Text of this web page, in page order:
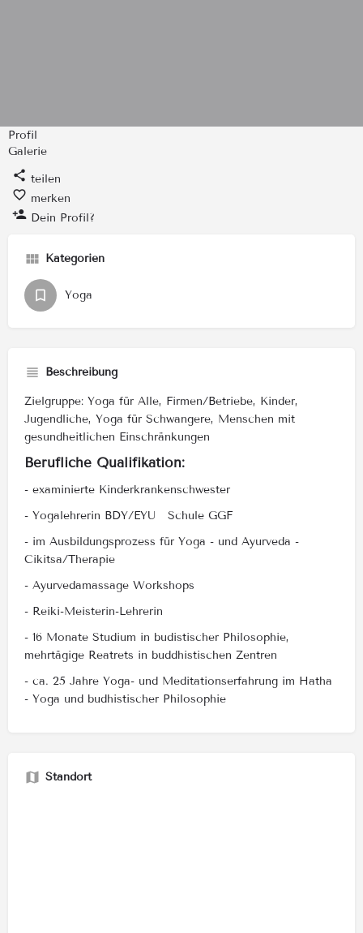
Profil
Galerie
teilen
merken
Dein Profil?
Kategorien
Yoga
Beschreibung
Zielgruppe: Yoga für Alle, Firmen/Betriebe, Kinder,
Jugendliche, Yoga für Schwangere, Menschen mit
gesundheitlichen Einschränkungen
Berufliche Qualifikation:
- examinierte Kinderkrankenschwester
- Yogalehrerin BDY/EYU Schule GGF
- im Ausbildungsprozess für Yoga - und Ayurveda -
Cikitsa/Therapie
- Ayurvedamassage Workshops
- Reiki-Meisterin-Lehrerin
- 16 Monate Studium in budistischer Philosophie,
mehrtägige Reatrets in buddhistischen Zentren
- ca. 25 Jahre Yoga- und Meditationserfahrung im Hatha
- Yoga und budhistischer Philosophie
Standort